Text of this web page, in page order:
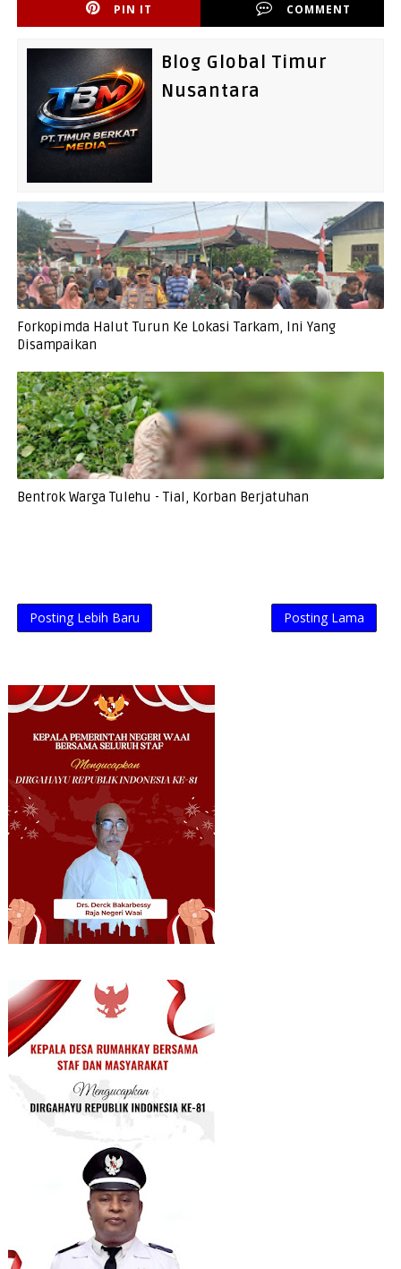
PIN IT COMMENT
Blog Global Timur
Nusantara
Forkopimda Halut Turun Ke Lokasi Tarkam, Ini Yang
Disampaikan
Bentrok Warga Tulehu - Tial, Korban Berjatuhan
Posting Lebih Baru Posting Lama